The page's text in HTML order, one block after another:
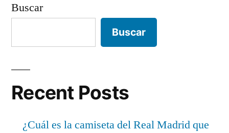
Buscar
Buscar
Recent Posts
¿Cuál es la camiseta del Real Madrid que